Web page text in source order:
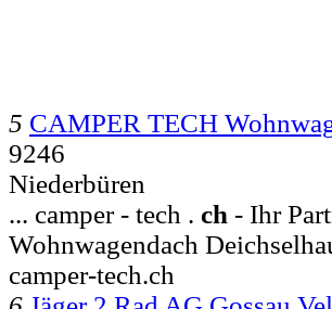
5 CAMPER TECH
9246
Niederbüren
... camper - tech . ch - Ihr
Wohnwagendach
camper-tech.ch